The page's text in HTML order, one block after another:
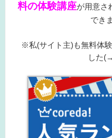
料の体験講座が用意さ
でき
※私(サイト主)も無料体
した(→